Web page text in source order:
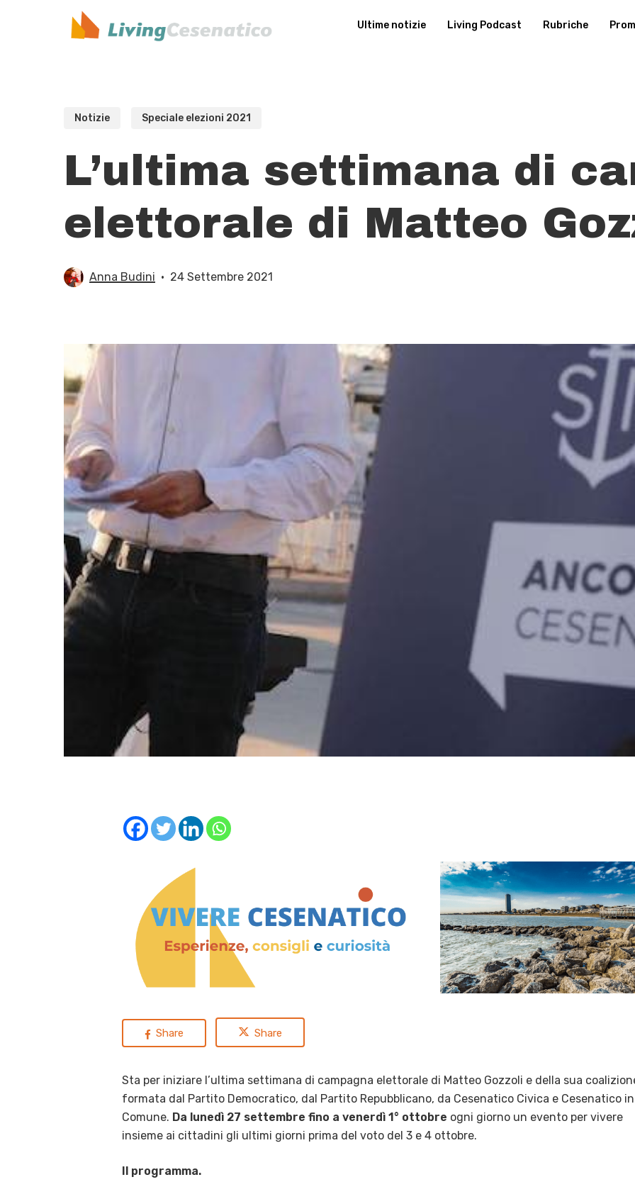
Ultime notizie Living Podcast Rubriche
Notizie Speciale elezioni 2021
L’ultima settimana di
elettorale di Matteo
Anna Budini 24 Settembre 2021
Share Share
Sta per iniziare l’ultima settimana di campagna elettorale di Matteo Gozzoli e della sua
formata dal Partito Democratico, dal Partito Repubblicano, da Cesenatico Civica e Cesenatico in
Comune. Da lunedì 27 settembre fino a venerdì 1° ottobre ogni giorno un evento per vivere
insieme ai cittadini gli ultimi giorni prima del voto del 3 e 4 ottobre.
Il programma.